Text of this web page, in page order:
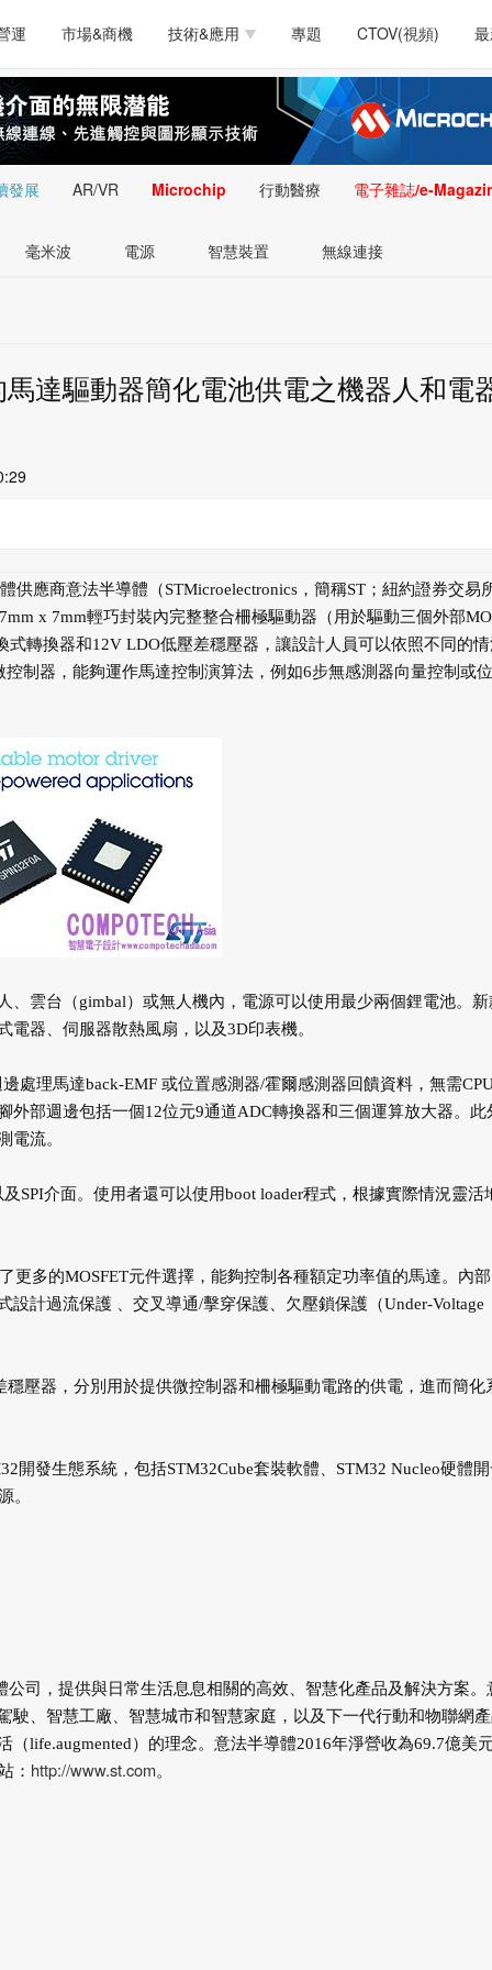
測試量測
軟體/工具 醫療電子
人工智慧 安防監控
運 市場&商機 技術&應用
電源技術
醫療電子 通訊&網路
類比技術 LED/照明技術 微
嵌入技術 感測技術
專題 CTOV(視頻)
軟體/工具 醫療電子
人工智慧 安防監控
醫療電子 通訊&網路 介
類比技術 LED/照明技術 微
嵌入技術 感測技術 量
智慧型視覺影像/監
控技術
發展 AR/VR Microchip 行動醫療 電子雜誌/e-
毫米波 電源 智慧裝置 無線連接
達驅動器簡化電池供電之機器人和電
應商意法半導體（STMicroelectronics，簡稱ST；紐約證券交易
x 7mm輕巧封裝內完整整合柵極驅動器（用於驅動三個外部
轉換器和12V LDO低壓差穩壓器，讓設計人員可以依照不同的
制器，能夠運作馬達控制演算法，例如6步無感測器向量控制或
、雲台（gimbal）或無人機內，電源可以使用最少兩個鋰電池。新
器、伺服器散熱風扇，以及3D印表機。
處理馬達back-EMF 或位置感測器/霍爾感測器回饋資料，無需
部週邊包括一個12位元9通道ADC轉換器和三個運算放大器。此
電流。
SPI介面。使用者還可以使用boot loader程式，根據實際情況靈活
多的MOSFET元件選擇，能夠控制各種額定功率值的馬達。內
計過流保護 、交叉導通/擊穿保護、欠壓鎖保護（Under-Voltage
壓器，分別用於提供微控制器和柵極驅動電路的供電，進而簡化
開發生態系統，包括STM32Cube套裝軟體、STM32 Nucleo硬體
。
公司，提供與日常生活息息相關的高效、智慧化產品及解決方案。
、智慧工廠、智慧城市和智慧家庭，以及下一代行動和物聯網
life.augmented）的理念。意法半導體2016年淨營收為69.7億美
： http://www.st.com。